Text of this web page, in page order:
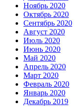
Ноябрь 2020
Октябрь 2020
Сентябрь 2020
Август 2020
Июль 2020
Июнь 2020
Май 2020
Апрель 2020
Март 2020
Февраль 2020
Январь 2020
Декабрь 2019